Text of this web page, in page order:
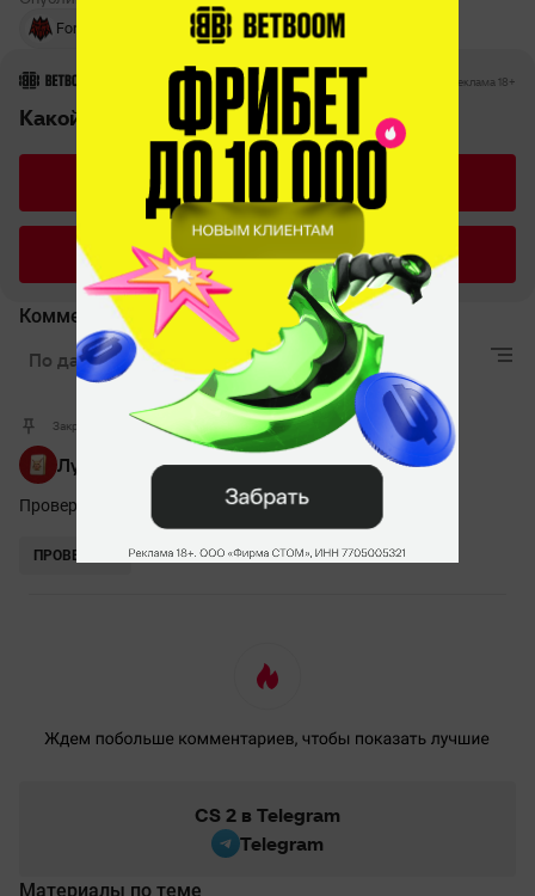
Forze DreamHack Open November 2021
Реклама 18+
Какой код от бомбы в CS?
7185562
Комментарии
По дате Лучшие Актуальные
Закрепленный комментарий
Лучшая мини-игра для Дотеров
Проверь себя на внимательность и забирай приз!
ПРОВЕРИТЬ
CS 2 в Telegram
Telegram
Материалы по теме